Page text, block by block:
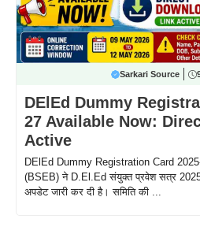
Sarkari Source
DElEd Dummy
27 Available Now:
Active
DElEd Dummy Registration Card 2025-27:
(BSEB) ने D.El.Ed संयुक्त प्रवेश सत्र
अपडेट जारी कर दी है। समिति की ...